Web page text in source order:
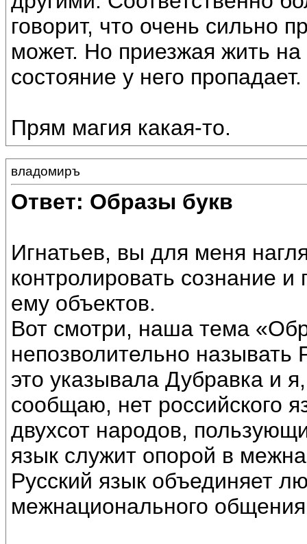
говорит, что очень сильно
может. Но приезжая жить
состояние у него пропадает.
Прям магия какая-то.
владомиръ
Ответ: Образы букв
Игнатьев, вы для меня
контролировать сознание
ему объектов.
Вот смотри, наша тема
непозволительно называть
это указывала Дубравка и
сообщаю, нет российского
двухсот народов,
язык служит опорой в
Русский язык объединяет
межнационального